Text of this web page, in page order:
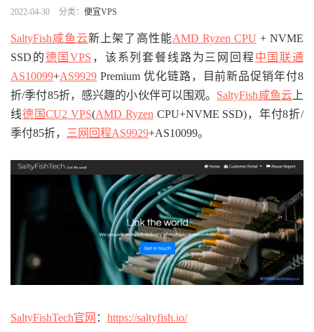
2022-04-30 分类： 便宜VPS
SaltyFish咸鱼云新上架了高性能AMD Ryzen CPU + NVME
SSD的德国VPS ，该系列套餐线路为三网回程 中国联通
AS10099+AS9929 Premium 优化链路，目前新品促销年付8
折/季付85折，感兴趣的小伙伴可以围观。 SaltyFish咸鱼云 上
线德国CU2 VPS(AMD Ryzen CPU+NVME SSD)，年付8折/
季付85折，
三网回程AS9929+AS10099。
SaltyFishTech官网 ： https://saltyfish.io/